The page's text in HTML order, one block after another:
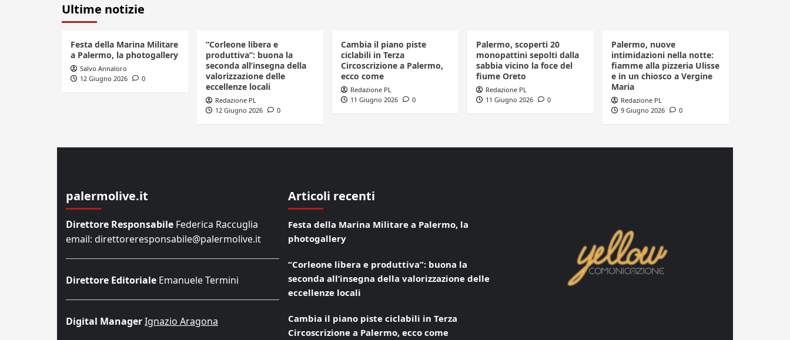
Ultime notizie
Festa della Marina Militare
a Palermo, la photogallery
Salvo Annaloro
12 Giugno 2026
0
“Corleone libera e
produttiva”: buona la
seconda all’insegna della
valorizzazione delle
eccellenze locali
Redazione PL
12 Giugno 2026
0
Cambia il piano piste
ciclabili in Terza
Circoscrizione a Palermo,
ecco come
Redazione PL
11 Giugno 2026
0
Palermo, scoperti 20
monopattini sepolti dalla
sabbia vicino la foce del
fiume Oreto
Redazione PL
11 Giugno 2026
0
Palermo, nuove
intimidazioni nella notte:
fiamme alla pizzeria Ulisse
e in un chiosco a Vergine
Maria
Redazione PL
9 Giugno 2026
0
palermolive.it
Direttore Responsabile Federica Raccuglia
email: direttoreresponsabile@palermolive.it
Direttore Editoriale Emanuele Termini
Digital ManagerIgnazio Aragona
Articoli recenti
Festa della Marina Militare a Palermo, la
photogallery
“Corleone libera e produttiva”: buona la
seconda all’insegna della valorizzazione delle
eccellenze locali
Cambia il piano piste ciclabili in Terza
Circoscrizione a Palermo, ecco come